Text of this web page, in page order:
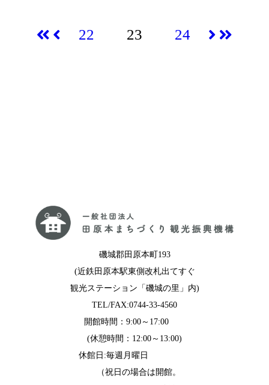
22 23 24
磯城郡田原本町193
(近鉄田原本駅東側改札出てすぐ
観光ステーション「磯城の里」内)
TEL/FAX:0744-33-4560
開館時間：9:00～17:00
(休憩時間：12:00～13:00)
休館日:毎週月曜日
（祝日の場合は開館。